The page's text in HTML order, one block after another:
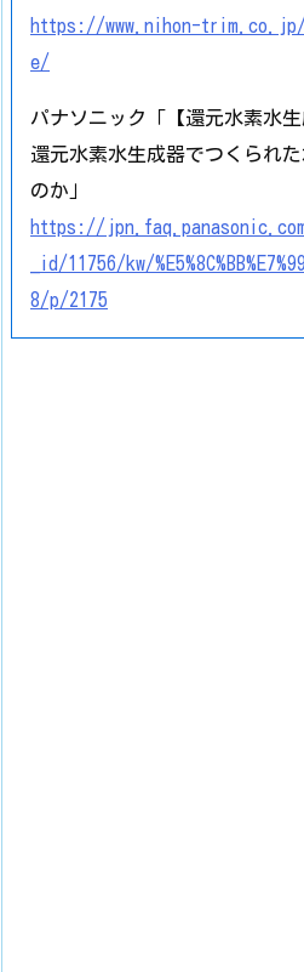
https://www.nihon-
e/
パナソニック「【還元水素水
還元水素水生成器でつくられ
のか」
https://
_id/11756/kw/
8/p/2175